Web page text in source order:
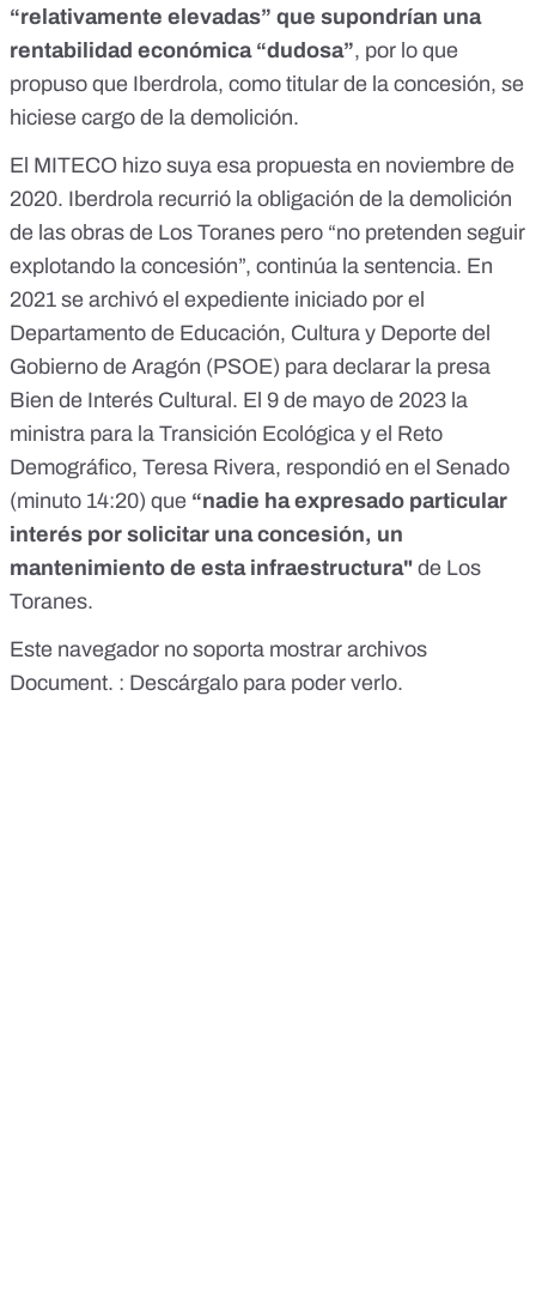
“relativamente elevadas” que supondrían una
rentabilidad económica “dudosa”, por lo que
propuso que Iberdrola, como titular de la concesión, se
hiciese cargo de la demolición.
El MITECO hizo suya esa propuesta en noviembre de
2020. Iberdrola recurrió la obligación de la demolición
de las obras de Los Toranes pero “no pretenden seguir
explotando la concesión”, continúa la sentencia. En
2021 se archivó el expediente iniciado por el
Departamento de Educación, Cultura y Deporte del
Gobierno de Aragón (PSOE) para declarar la presa
Bien de Interés Cultural. El 9 de mayo de 2023 la
ministra para la Transición Ecológica y el Reto
Demográfico, Teresa Rivera, respondió en el Senado
(minuto 14:20) que “nadie ha expresado particular
interés por solicitar una concesión, un
mantenimiento de esta infraestructura" de Los
Toranes.
Este navegador no soporta mostrar archivos
Document. : Descárgalo para poder verlo.